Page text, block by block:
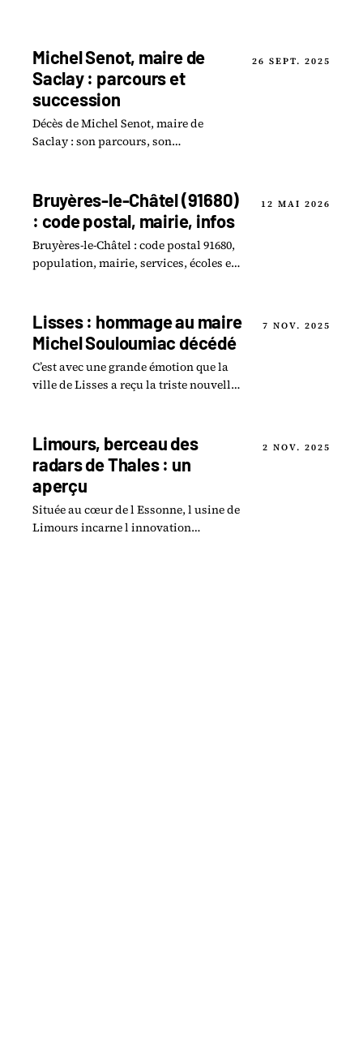
Michel Senot, maire de
Saclay : parcours et
succession
Décès de Michel Senot, maire de
Saclay : son parcours, son
municipal.
26 SEPT. 2025
Bruyères-le-Châtel (91680)
: code postal, mairie, infos
Bruyères-le-Châtel : code postal 91680,
population, mairie, services, écoles et
12 MAI 2026
Lisses : hommage au maire
Michel Souloumiac décédé
C’est avec une grande émotion que la
ville de Lisses a reçu la triste nouvelle
7 NOV. 2025
Limours, berceau des
radars de Thales : un
aperçu
Située au cœur de l Essonne, l usine de
Limours incarne l innovation
2 NOV. 2025